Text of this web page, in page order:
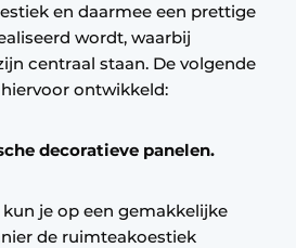
en daarmee een prettige
wordt, waarbij
centraal staan. De volgende
ontwikkeld:
decoratieve panelen.
je op een gemakkelijke
de ruimteakoestiek